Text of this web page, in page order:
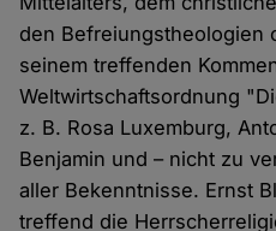
den Befreiungstheologien
seinem treffenden
Weltwirtschaftsordnung
z. B. Rosa Luxemburg,
Benjamin und – nicht zu
aller Bekenntnisse. Ernst
treffend die